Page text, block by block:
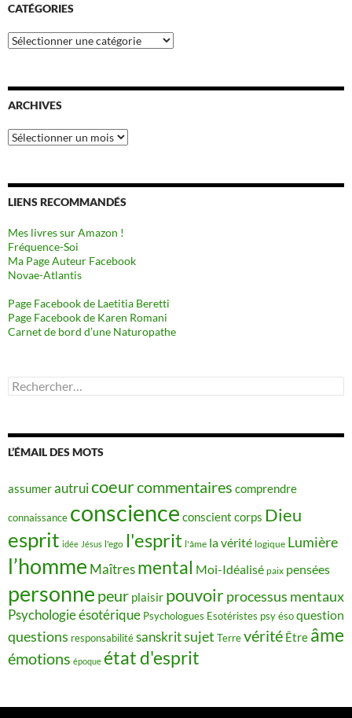
CATÉGORIES
Catégories
ARCHIVES
Archives
LIENS RECOMMANDÉS
Mes livres sur Amazon !
Fréquence-Soi
Ma Page Auteur Facebook
Novae-Atlantis
Page Facebook de Laetitia Beretti
Page Facebook de Karen Romani
Carnet de bord d’une Naturopathe
Rechercher :
L’ÉMAIL DES MOTS
assumerautruicoeurcommentaires comprendre
connaissance conscience conscient corps Dieu
esprit idée Jésus l'ego l'esprit l'âme la vérité logique Lumière
l’homme Maîtres mental Moi-Idéalisé paix pensées
personne peur plaisir pouvoirprocessus mentaux
Psychologie ésotérique Psychologues Esotéristes psy ésoquestion
questions responsabilitésanskritsujet Terrevérité Être âme
émotions époque état d'esprit